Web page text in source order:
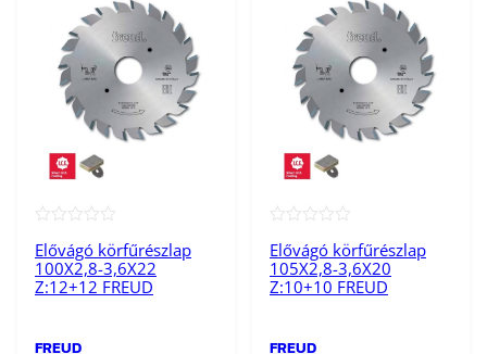
Z
)
m
e
n
n
é
g
Elővágó körfűrészlap
100X2,8-3,6X22
Z:12+12 FREUD
FREUD
Elővágó körfűrészlap
105X2,8-3,6X20
Z:10+10 FREUD
FREUD